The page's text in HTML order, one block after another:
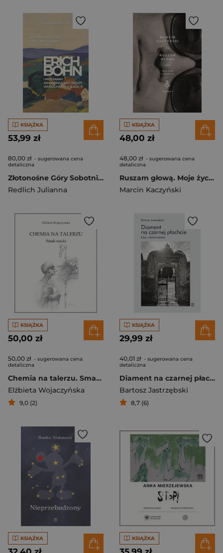
KSIĄŻKA
53,99 zł
80,00 zł - sugerowana cena
detaliczna
Złotonośne Góry Sobotnie panami nas uczyniły
Redlich Julianna
KSIĄŻKA
48,00 zł
48,00 zł - sugerowana cena
detaliczna
Ruszam głową. Moje życie z tetraplegią (wydanie 2 poprawione)
Marcin Kaczyński
KSIĄŻKA
50,00 zł
50,00 zł - sugerowana cena
detaliczna
Chemia na talerzu. Smak nauki
Elżbieta Wojaczyńska
9,0 (2)
KSIĄŻKA
29,99 zł
40,01 zł - sugerowana cena
detaliczna
Diament na czarnej płachcie. Esej o kalwinizmie
Bartosz Jastrzębski
8,7 (6)
KSIĄŻKA KSIĄŻKA